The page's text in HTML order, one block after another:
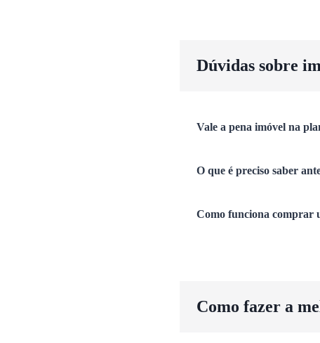
Dúvidas sobre
Vale a pena imóvel na
O que é preciso saber
Como funciona comprar
Como fazer a